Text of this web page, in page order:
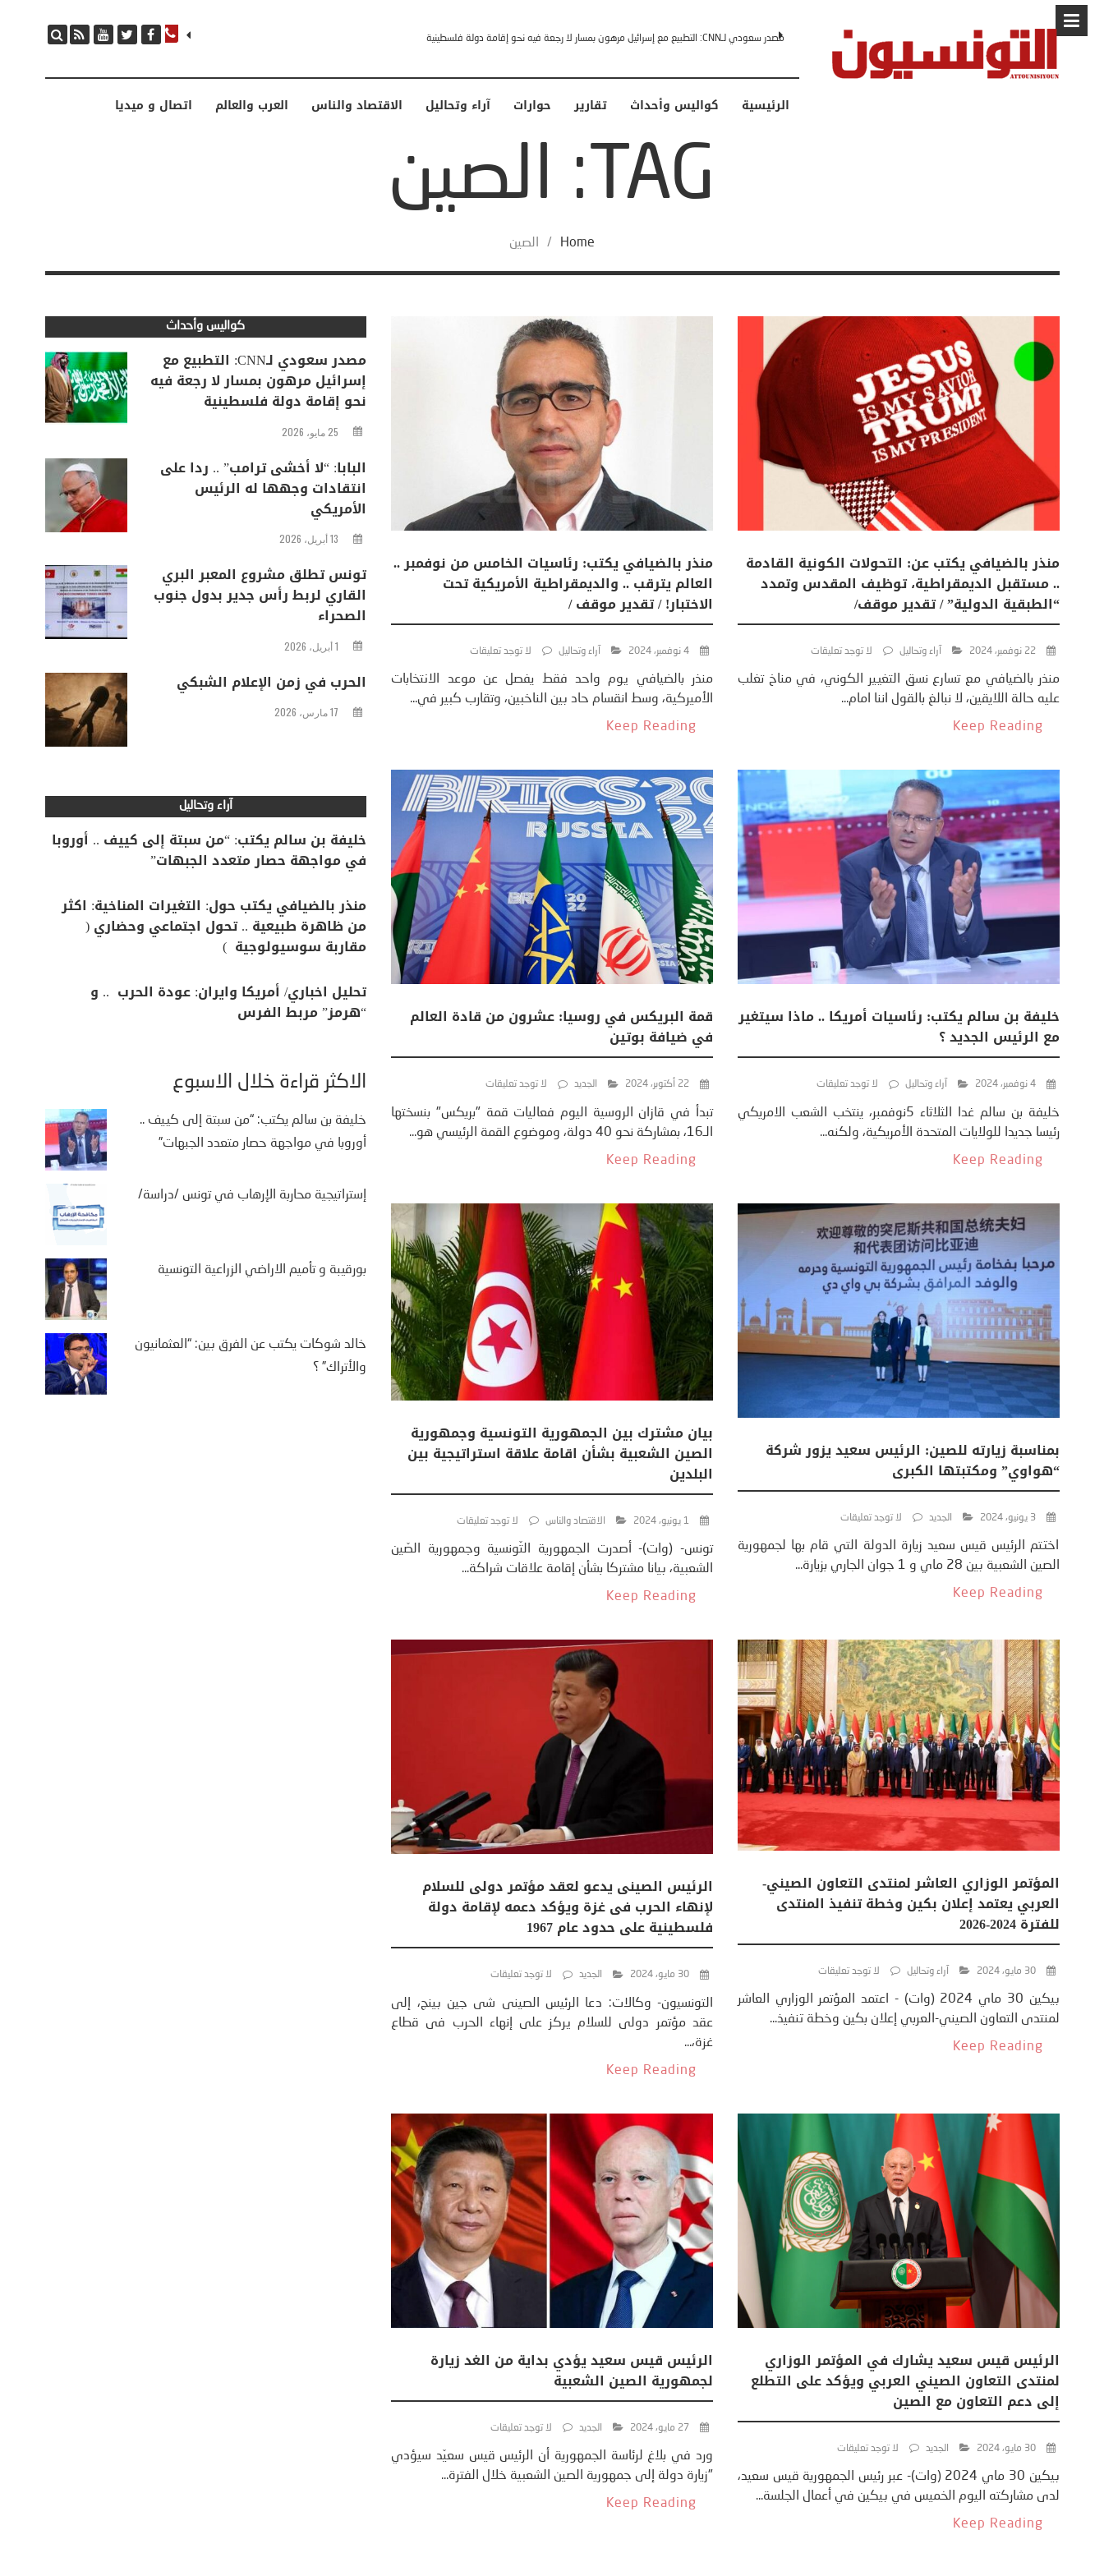
مصدر سعودي لـCNN: التطبيع مع إسرائيل مرهون بمسار لا رجعة فيه نحو إقامة دولة فلسطينية البابا: “لا أخشى ترامب” .. ردا على انتقادات وجهها له الرئيس الأمريكي
الرئيسية كواليس وأحداث تقارير حوارات آراء وتحاليل الاقتصاد والناس العرب والعالم اتصال و ميديا
TAG: الصين
Home
/ الصين
منذر بالضيافي يكتب عن: التحولات الكونية القادمة
.. مستقبل الديمقراطية، توظيف المقدس وتمدد
“الطبقية الدولية” / تقدير موقف/
22 نوفمبر، 2024 آراء وتحاليل لا توجد تعليقات
منذر بالضيافي مع تسارع نسق التغيير الكوني، في مناخ تغلب
عليه حالة اللايقين، لا نبالغ بالقول اننا امام...
Keep Reading
منذر بالضيافي يكتب: رئاسيات الخامس من نوفمبر ..
العالم يترقب .. والديمقراطية الأمريكية تحت
الاختبار! / تقدير موقف /
4 نوفمبر، 2024 آراء وتحاليل لا توجد تعليقات
منذر بالضيافي يوم واحد فقط يفصل عن موعد الانتخابات
الأميركية، وسط انقسام حاد بين الناخبين، وتقارب كبير في...
Keep Reading
خليفة بن سالم يكتب: رئاسيات أمريكا .. ماذا سيتغير
مع الرئيس الجديد ؟
4 نوفمبر، 2024 آراء وتحاليل لا توجد تعليقات
خليفة بن سالم غدا الثلاثاء 5نوفمبر، ينتخب الشعب الامريكي
رئيسا جديدا للولايات المتحدة الأمريكية، ولكنه...
Keep Reading
قمة البريكس في روسيا: عشرون من قادة العالم
في ضيافة بوتين
22 أكتوبر، 2024 الجديد لا توجد تعليقات
تبدأ في قازان الروسية اليوم فعاليات قمة "بريكس" بنسختها
الـ16، بمشاركة نحو 40 دولة، وموضوع القمة الرئيسي هو...
Keep Reading
بمناسبة زيارته للصين: الرئيس سعيد يزور شركة
“هواوي” ومكتبتها الكبرى
3 يونيو، 2024 الجديد لا توجد تعليقات
اختتم الرئيس قيس سعيد زيارة الدولة التي قام بها لجمهورية
الصين الشعبية بين 28 ماي و 1 جوان الجاري بزيارة...
Keep Reading
بيان مشترك بين الجمهورية التونسية وجمهورية
الصين الشعبية بشأن اقامة علاقة استراتيجية بين
البلدين
1 يونيو، 2024 الاقتصاد والناس لا توجد تعليقات
تونس- (وات)- أصدرت الجمهورية التّونسية وجمهورية الصّين
الشعبية، بيانا مشتركا بشأن إقامة علاقات شراكة...
Keep Reading
المؤتمر الوزاري العاشر لمنتدى التعاون الصيني-
العربي يعتمد إعلان بكين وخطة تنفيذ المنتدى
للفترة 2024-2026
30 مايو، 2024 آراء وتحاليل لا توجد تعليقات
بيكين 30 ماي 2024 (وات) - اعتمد المؤتمر الوزاري العاشر
لمنتدى التعاون الصيني-العربي إعلان بكين وخطة تنفيذ...
Keep Reading
الرئيس الصينى يدعو لعقد مؤتمر دولى للسلام
لإنهاء الحرب فى غزة ويؤكد دعمه لإقامة دولة
فلسطينية على حدود عام 1967
30 مايو، 2024 الجديد لا توجد تعليقات
التونسيون- وكالات: دعا الرئيس الصينى شى جين بينج، إلى
عقد مؤتمر دولى للسلام يركز على إنهاء الحرب فى قطاع
غزة،...
Keep Reading
الرئيس قيس سعيد يشارك في المؤتمر الوزاري
لمنتدى التعاون الصيني العربي ويؤكد على التطلع
إلى دعم التعاون مع الصين
30 مايو، 2024 الجديد لا توجد تعليقات
بيكين 30 ماي 2024 (وات)- عبر رئيس الجمهورية قيس سعيد،
لدى مشاركته اليوم الخميس في بيكين في أعمال الجلسة...
Keep Reading
الرئيس قيس سعيد يؤدي بداية من الغد زيارة
لجمهورية الصين الشعبية
27 مايو، 2024 الجديد لا توجد تعليقات
ورد في بلاغ لرئاسة الجمهورية أن الرئيس قيس سعيّد سيؤدي
"زيارة دولة إلى جمهورية الصين الشعبية خلال الفترة...
Keep Reading
كواليس وأحداث
مصدر سعودي لـCNN: التطبيع مع
إسرائيل مرهون بمسار لا رجعة فيه
نحو إقامة دولة فلسطينية
25 مايو، 2026
البابا: “لا أخشى ترامب” .. ردا على
انتقادات وجهها له الرئيس
الأمريكي
13 أبريل، 2026
تونس تطلق مشروع المعبر البري
القاري لربط رأس جدير بدول جنوب
الصحراء
1 أبريل، 2026
الحرب في زمن الإعلام الشبكي
17 مارس، 2026
آراء وتحاليل
خليفة بن سالم يكتب: “من سبتة إلى كييف .. أوروبا
في مواجهة حصار متعدد الجبهات”
منذر بالضيافي يكتب حول: التغيرات المناخية: اكثر
من ظاهرة طبيعية .. تحول اجتماعي وحضاري (
مقاربة سوسيولوجية )
تحليل اخباري/ أمريكا وايران: عودة الحرب .. و
“هرمز” مربط الفرس
الأكثر قراءة خلال الأسبوع
خليفة بن سالم يكتب: “من سبتة إلى كييف ..
أوروبا في مواجهة حصار متعدد الجبهات”
إستراتيجية محاربة الإرهاب في تونس /دراسة/
بورقيبة و تأميم الاراضي الزراعية التونسية
خالد شوكات يكتب عن الفرق بين: “العثمانيون
والأتراك” ؟